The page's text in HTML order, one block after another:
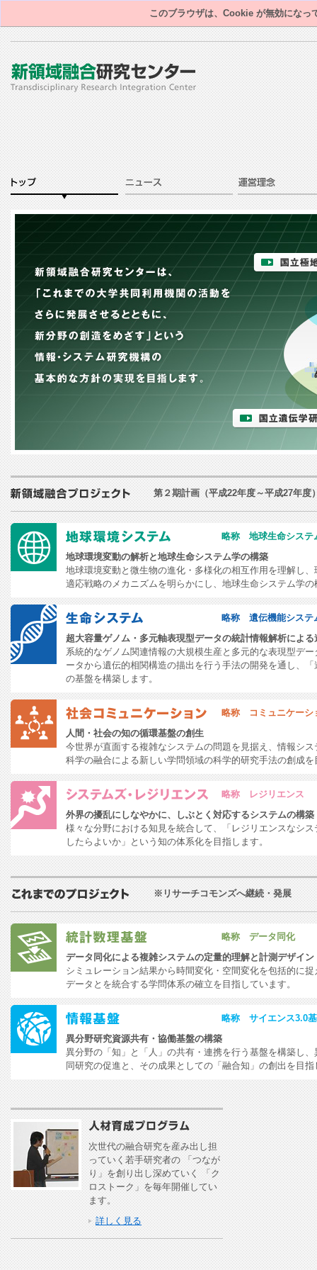
このブラウザは、Cookie が無効になっ
第２期計画（平成22年度～平成27年度
略称 地球生命システ
地球環境変動の解析と地球生命システム学の構築
地球環境変動と微生物の進化・多様化の相互作用を理解し
適応戦略のメカニズムを明らかにし、地球生命システム学
略称 遺伝機能システ
超大容量ゲノム・多元軸表現型データの統計情報解析によ
系統的なゲノム関連情報の大規模生産と多元的な表現型デ
ータから遺伝的相関構造の描出を行う手法の開発を通し、
の基盤を構築します。
略称 コミュニケーシ
人間・社会の知の循環基盤の創生
今世界が直面する複雑なシステムの問題を見据え、情報シ
科学の融合による新しい学問領域の科学的研究手法の創成
略称 レジリエンス
外界の擾乱にしなやかに、しぶとく対応するシステムの構築
様々な分野における知見を統合して、「レジリエンスなシ
したらよいか」という知の体系化を目指します。
※リサーチコモンズへ継続・発展
略称 データ同化
データ同化による複雑システムの定量的理解と計測デザイン
シミュレーション結果から時間変化・空間変化を包括的に
データとを統合する学問体系の確立を目指しています。
略称 サイエンス3.0
異分野研究資源共有・協働基盤の構築
異分野の「知」と「人」の共有・連携を行う基盤を構築し
同研究の促進と、その成果としての「融合知」の創出を目指
次世代の融合研究を産み出し担
っていく若手研究者の 「つなが
り」を創り出し深めていく 「ク
ロストーク」を毎年開催してい
ます。
詳しく見る